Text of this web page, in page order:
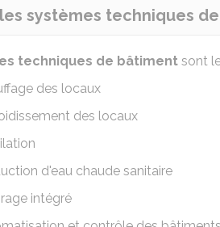
systèmes techniques
techniques de bâtiment sont
des locaux
des locaux
d'eau chaude sanitaire
intégré